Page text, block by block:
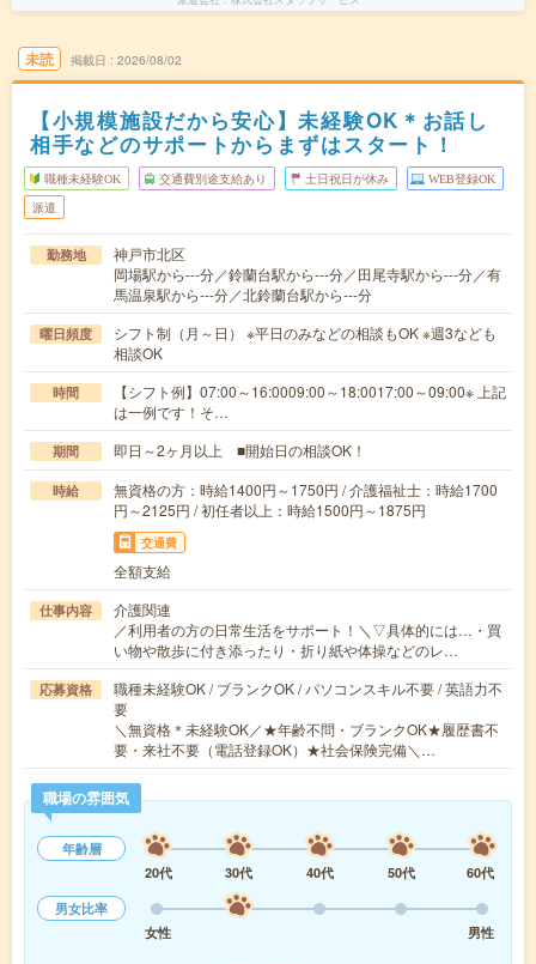
未読 掲載日 2026/08/02
【小規模施設だから安心】未経験OK＊お話し
相手などのサポートからまずはスタート！
職種未経験OK 交通費別途支給あり 土日祝日が休み WEB登録OK
派遣
勤務地
神戸市北区
岡場駅から---分／鈴蘭台駅から---分／田尾寺駅から---分／有
馬温泉駅から---分／北鈴蘭台駅から---分
曜日頻度
シフト制（月～日） ※平日のみなどの相談もOK ※週3なども
相談OK
時間
【シフト例】07:00～16:0009:00～18:0017:00～09:00※ 上記
は一例です！そ…
期間 即日～2ヶ月以上 ■開始日の相談OK！
時給
無資格の方：時給1400円～1750円 / 介護福祉士：時給1700
円～2125円 / 初任者以上：時給1500円～1875円
交通費
全額支給
仕事内容
介護関連
／利用者の方の日常生活をサポート！＼▽具体的には…・買
い物や散歩に付き添ったり・折り紙や体操などのレ…
応募資格
職種未経験OK / ブランクOK / パソコンスキル不要 / 英語力不
要
＼無資格＊未経験OK／★年齢不問・ブランクOK★履歴書不
要・来社不要（電話登録OK）★社会保険完備＼…
職場の雰囲気
年齢層
20代
30代 40代 50代
60代
男女比率
女性
男性